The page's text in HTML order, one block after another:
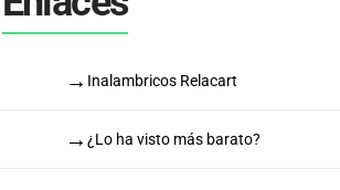
→ Inalambricos Relacart
→ ¿Lo ha visto más barato?